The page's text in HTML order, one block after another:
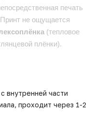
печать
не ощущается
(тепловое
плёнки).
внутренней части
проходит через 1-2